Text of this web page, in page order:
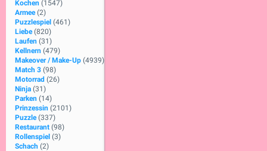
Kochen (1547)
Armee (2)
Puzzlespiel (461)
Liebe (820)
Laufen (31)
Kellnern (479)
Makeover / Make-Up (4939)
Match 3 (98)
Motorrad (26)
Ninja (31)
Parken (14)
Prinzessin (2101)
Puzzle (337)
Restaurant (98)
Rollenspiel (3)
Schach (2)